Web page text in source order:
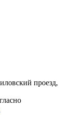
проезд,